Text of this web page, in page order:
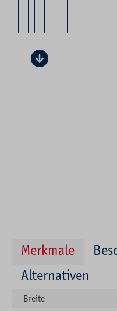
Merkmale
Alternativen
Breite